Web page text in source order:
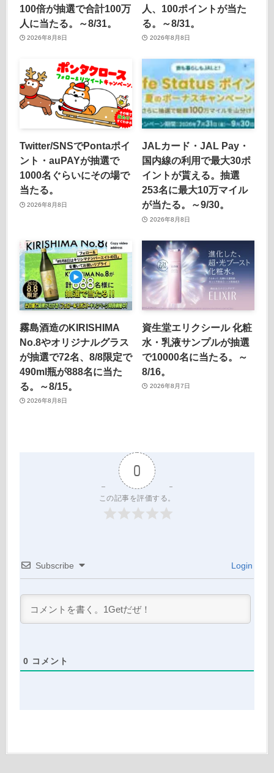
100倍が抽選で合計100万
人に当たる。～8/31。
2026年8月8日
人、100ポイントが当た
る。～8/31。
2026年8月8日
Twitter/SNSでPontaポイ
ント・auPAYが抽選で
1000名ぐらいにその場で
当たる。
2026年8月8日
JALカード・JAL Pay・
国内線の利用で最大30ポ
イントが貰える。抽選
253名に最大10万マイル
が当たる。～9/30。
2026年8月8日
霧島酒造のKIRISHIMA
No.8やオリジナルグラス
が抽選で72名、8/8限定で
490ml瓶が888名に当た
る。～8/15。
2026年8月8日
資生堂エリクシール 化粧
水・乳液サンプルが抽選
で10000名に当たる。～
8/16。
2026年8月7日
0
この記事を評価する。
Subscribe Login
0 コメント